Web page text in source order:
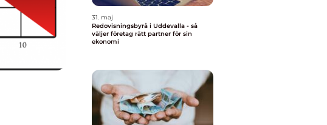
31. maj
Redovisningsbyrå i Uddevalla - så
väljer företag rätt partner för sin
ekonomi